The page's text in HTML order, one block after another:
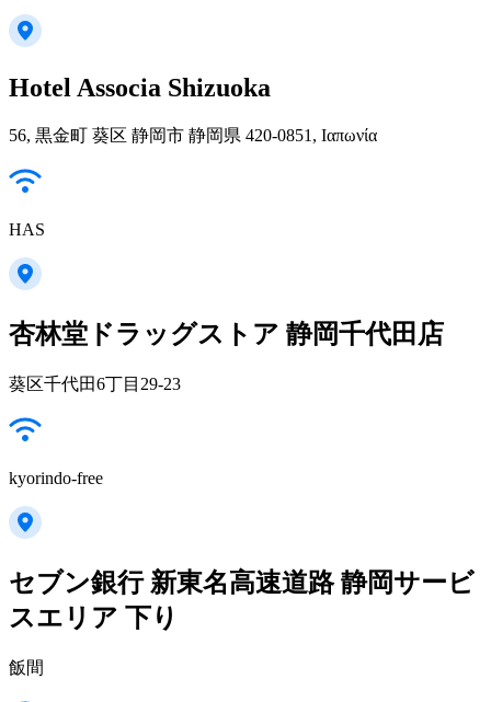
Hotel Associa Shizuoka
56, 黒金町 葵区 静岡市 静岡県 420-0851, Ιαπωνία
HAS
杏林堂ドラッグストア 静岡千代田店
葵区千代田6丁目29-23
kyorindo-free
セブン銀行 新東名高速道路 静岡サービ
スエリア 下り
飯間